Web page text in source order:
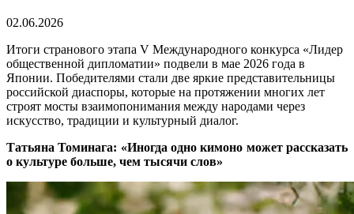
02.06.2026
Итоги странового этапа V Международного конкурса «Лидер
общественной дипломатии» подвели в мае 2026 года в
Японии. Победителями стали две яркие представительницы
российской диаспоры, которые на протяжении многих лет
строят мосты взаимопонимания между народами через
искусство, традиции и культурный диалог.
Татьяна Томинага: «Иногда одно кимоно может рассказать
о культуре больше, чем тысячи слов»